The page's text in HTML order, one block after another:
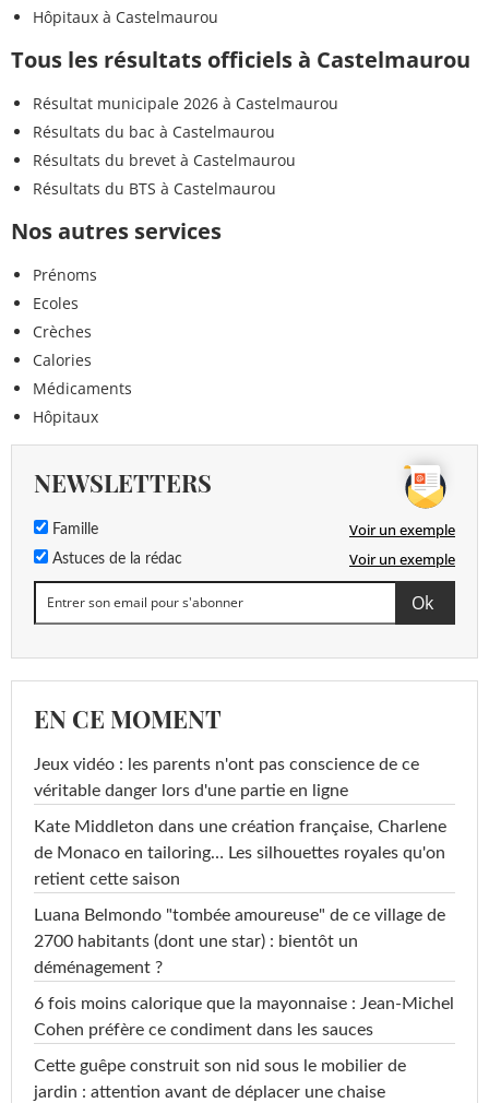
Hôpitaux à Castelmaurou
Tous les résultats officiels à Castelmaurou
Résultat municipale 2026 à Castelmaurou
Résultats du bac à Castelmaurou
Résultats du brevet à Castelmaurou
Résultats du BTS à Castelmaurou
Nos autres services
Prénoms
Ecoles
Crèches
Calories
Médicaments
Hôpitaux
NEWSLETTERS
Famille Voir un exemple
Astuces de la rédac Voir un exemple
EN CE MOMENT
Jeux vidéo : les parents n'ont pas conscience de ce
véritable danger lors d'une partie en ligne
Kate Middleton dans une création française, Charlene
de Monaco en tailoring… Les silhouettes royales qu'on
retient cette saison
Luana Belmondo "tombée amoureuse" de ce village de
2700 habitants (dont une star) : bientôt un
déménagement ?
6 fois moins calorique que la mayonnaise : Jean-Michel
Cohen préfère ce condiment dans les sauces
Cette guêpe construit son nid sous le mobilier de
jardin : attention avant de déplacer une chaise